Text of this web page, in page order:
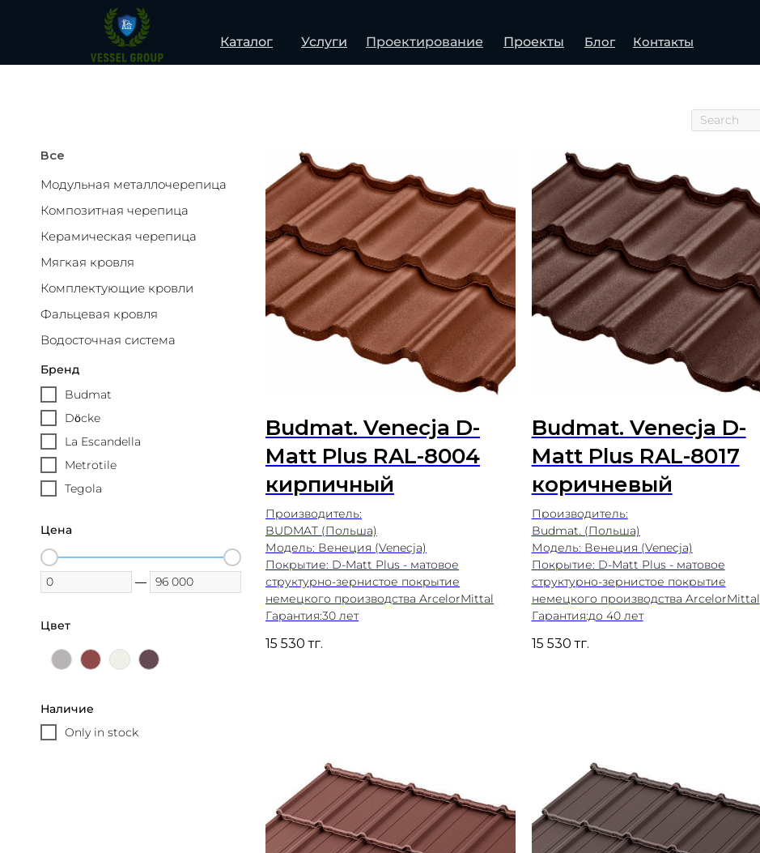
Каталог Услуги Проектирование Проекты Блог Контакты
Все
Модульная металлочерепица
Композитная черепица
Керамическая черепица
Мягкая кровля
Комплектующие кровли
Фальцевая кровля
Водосточная система
Бренд
Budmat
Döcke
La Escandella
Metrotile
Tegola
Цена
—
Цвет
Наличие
Only in stock
Budmat. Venecja D-
Matt Plus RAL-8004
кирпичный
Производитель:
BUDMAT (Польша)
Модель: Венеция (Venecja)
Покрытие: D-Matt Plus - матовое
структурно-зернистое покрытие
немецкого производства ArcelorMittal
Гарантия:30 лет
15 530 тг.
Budmat. Venecja D-
Matt Plus RAL-8017
коричневый
Производитель:
Budmat. (Польша)
Модель: Венеция (Venecja)
Покрытие: D-Matt Plus - матовое
структурно-зернистое покрытие
немецкого производства ArcelorMittal
Гарантия:до 40 лет
15 530 тг.